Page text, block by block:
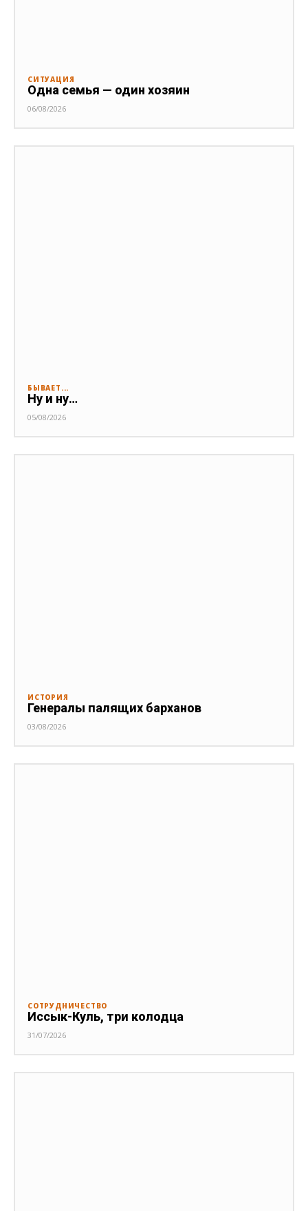
СИТУАЦИЯ
Одна семья — один хозяин
06/08/2026
БЫВАЕТ...
Ну и ну…
05/08/2026
ИСТОРИЯ
Генералы палящих барханов
03/08/2026
СОТРУДНИЧЕСТВО
Иссык-Куль, три колодца
31/07/2026